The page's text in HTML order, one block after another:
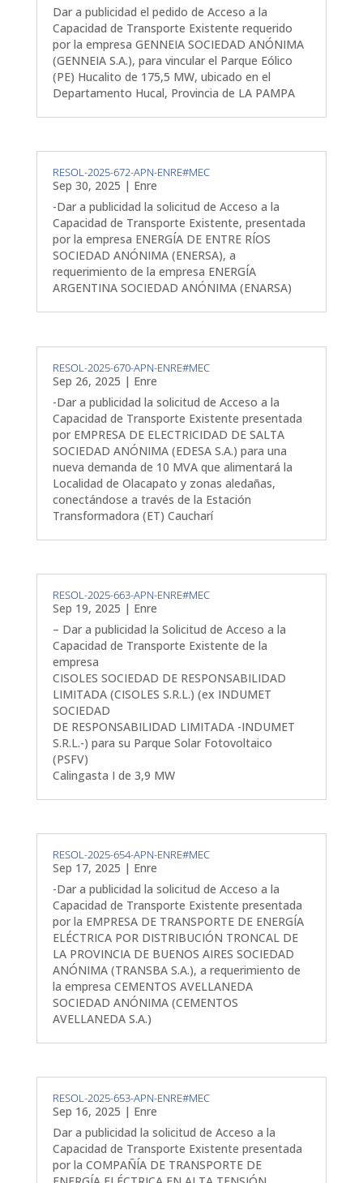
Dar a publicidad el pedido de Acceso a la
Capacidad de Transporte Existente requerido
por la empresa GENNEIA SOCIEDAD ANÓNIMA
(GENNEIA S.A.), para vincular el Parque Eólico
(PE) Hucalito de 175,5 MW, ubicado en el
Departamento Hucal, Provincia de LA PAMPA
RESOL-2025-672-APN-ENRE#MEC
Sep 30, 2025 | Enre
-Dar a publicidad la solicitud de Acceso a la
Capacidad de Transporte Existente, presentada
por la empresa ENERGÍA DE ENTRE RÍOS
SOCIEDAD ANÓNIMA (ENERSA), a
requerimiento de la empresa ENERGÍA
ARGENTINA SOCIEDAD ANÓNIMA (ENARSA)
RESOL-2025-670-APN-ENRE#MEC
Sep 26, 2025 | Enre
-Dar a publicidad la solicitud de Acceso a la
Capacidad de Transporte Existente presentada
por EMPRESA DE ELECTRICIDAD DE SALTA
SOCIEDAD ANÓNIMA (EDESA S.A.) para una
nueva demanda de 10 MVA que alimentará la
Localidad de Olacapato y zonas aledañas,
conectándose a través de la Estación
Transformadora (ET) Caucharí
RESOL-2025-663-APN-ENRE#MEC
Sep 19, 2025 | Enre
– Dar a publicidad la Solicitud de Acceso a la
Capacidad de Transporte Existente de la
empresa
CISOLES SOCIEDAD DE RESPONSABILIDAD
LIMITADA (CISOLES S.R.L.) (ex INDUMET
SOCIEDAD
DE RESPONSABILIDAD LIMITADA -INDUMET
S.R.L.-) para su Parque Solar Fotovoltaico
(PSFV)
Calingasta I de 3,9 MW
RESOL-2025-654-APN-ENRE#MEC
Sep 17, 2025 | Enre
-Dar a publicidad la solicitud de Acceso a la
Capacidad de Transporte Existente presentada
por la EMPRESA DE TRANSPORTE DE ENERGÍA
ELÉCTRICA POR DISTRIBUCIÓN TRONCAL DE
LA PROVINCIA DE BUENOS AIRES SOCIEDAD
ANÓNIMA (TRANSBA S.A.), a requerimiento de
la empresa CEMENTOS AVELLANEDA
SOCIEDAD ANÓNIMA (CEMENTOS
AVELLANEDA S.A.)
RESOL-2025-653-APN-ENRE#MEC
Sep 16, 2025 | Enre
Dar a publicidad la solicitud de Acceso a la
Capacidad de Transporte Existente presentada
por la COMPAÑÍA DE TRANSPORTE DE